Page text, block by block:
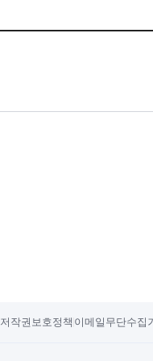
저작권보호정책 이메일무단수집